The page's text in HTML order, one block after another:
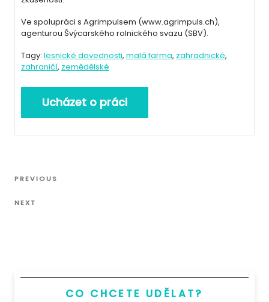
Ve spolupráci s Agrimpulsem (www.agrimpuls.ch),
agenturou Švýcarského rolnického svazu (SBV).
Tagy: lesnické dovednosti, malá farma, zahradnické,
zahraničí, zemědělské
Navigace
příspěvek
Previous
PREVIOUS
Next
NEXT
CO CHCETE UDĚLAT?